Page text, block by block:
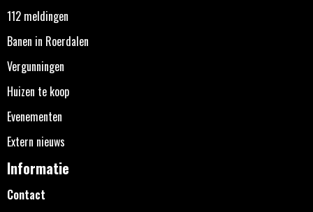
112 meldingen
Banen in Roerdalen
Vergunningen
Huizen te koop
Evenementen
Extern nieuws
Informatie
Contact